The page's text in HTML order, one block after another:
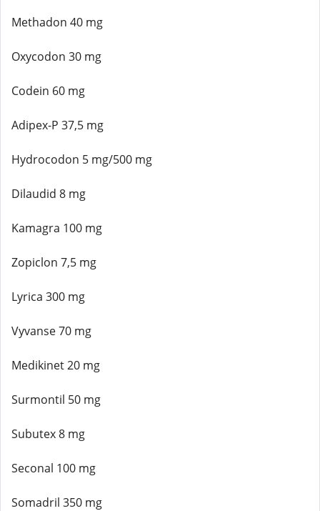
Methadon 40 mg
Oxycodon 30 mg
Codein 60 mg
Adipex-P 37,5 mg
Hydrocodon 5 mg/500 mg
Dilaudid 8 mg
Kamagra 100 mg
Zopiclon 7,5 mg
Lyrica 300 mg
Vyvanse 70 mg
Medikinet 20 mg
Surmontil 50 mg
Subutex 8 mg
Seconal 100 mg
Somadril 350 mg